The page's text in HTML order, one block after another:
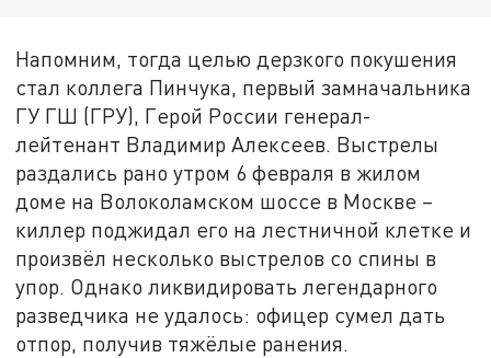
Напомним, тогда целью дерзкого покушения
стал коллега Пинчука, первый замначальника
ГУ ГШ (ГРУ), Герой России генерал-
лейтенант Владимир Алексеев. Выстрелы
раздались рано утром 6 февраля в жилом
доме на Волоколамском шоссе в Москве –
киллер поджидал его на лестничной клетке и
произвёл несколько выстрелов со спины в
упор. Однако ликвидировать легендарного
разведчика не удалось: офицер сумел дать
отпор, получив тяжёлые ранения.